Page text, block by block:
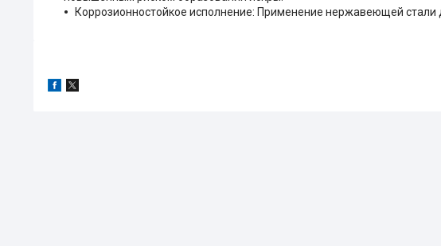
Коррозионностойкое исполнение: Применение нержавеющей стали